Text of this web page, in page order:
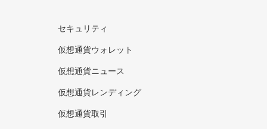
セキュリティ
仮想通貨ウォレット
仮想通貨ニュース
仮想通貨レンディング
仮想通貨取引